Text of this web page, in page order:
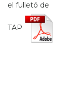
el fulletó de
TAP